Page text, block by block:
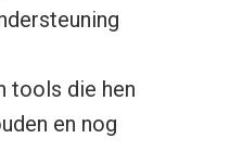
tools die hen
en nog